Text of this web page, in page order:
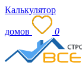
Калькулятор
домов 0